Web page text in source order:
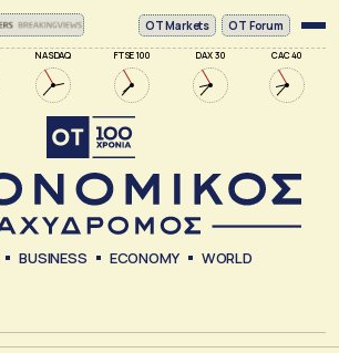
NASDAQ FTSE 100 DAX 30 CAC 40
ΟΤ Markets OT Forum
BUSINESS ECONOMY WORLD